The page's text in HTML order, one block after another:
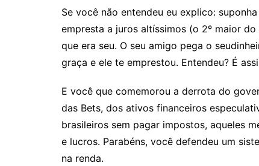
Se você não entendeu eu explico:
empresta a juros altíssimos (o 2º maior
que era seu. O seu amigo pega o seu
graça e ele te emprestou. Entendeu? É
​E você que comemorou a derrota do
das Bets, dos ativos financeiros
brasileiros sem pagar impostos, aqueles
e lucros. Parabéns, você defendeu um
na renda.